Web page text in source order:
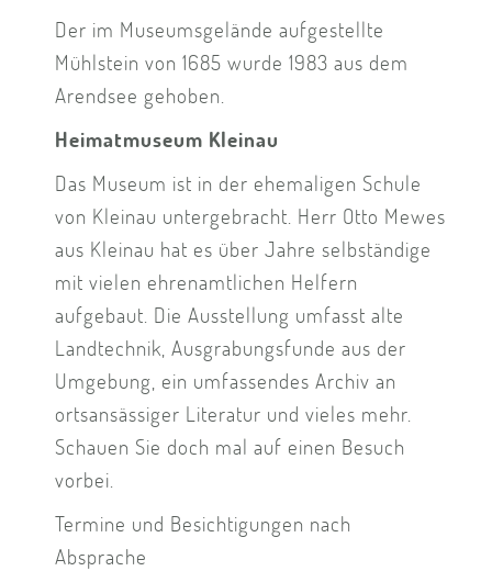
Der im Museumsgelände aufgestellte
Mühlstein von 1685 wurde 1983 aus dem
Arendsee gehoben.
Heimatmuseum Kleinau
Das Museum ist in der ehemaligen Schule
von Kleinau untergebracht. Herr Otto Mewes
aus Kleinau hat es über Jahre selbständige
mit vielen ehrenamtlichen Helfern
aufgebaut. Die Ausstellung umfasst alte
Landtechnik, Ausgrabungsfunde aus der
Umgebung, ein umfassendes Archiv an
ortsansässiger Literatur und vieles mehr.
Schauen Sie doch mal auf einen Besuch
vorbei.
Termine und Besichtigungen nach
Absprache